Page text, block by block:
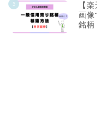
【
画像
銘